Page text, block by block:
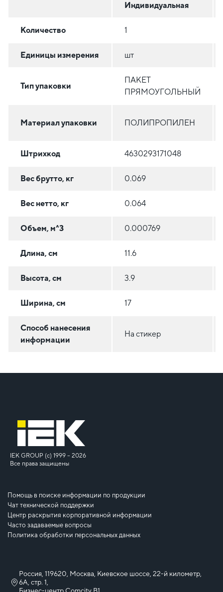
Индивидуальная
Количество 1
Единицы измерения шт
Тип упаковки
ПАКЕТ
ПРЯМОУГОЛЬНЫЙ
Материал упаковки ПОЛИПРОПИЛЕН
Штрихкод 4630293171048
Вес брутто, кг 0.069
Вес нетто, кг 0.064
Объем, м^3 0.000769
Длина, см 11.6
Высота, см 3.9
Ширина, см 17
Способ нанесения
информации
На стикер
IEK GROUP (c) 1999 – 2026
Все права защищены
Помощь в поиске информации по продукции
Чат технической поддержки
Центр раскрытия корпоративной информации
Часто задаваемые вопросы
Политика обработки персональных данных
Россия, 119620, Москва, Киевское шоссе, 22-й километр,
6А, стр. 1,